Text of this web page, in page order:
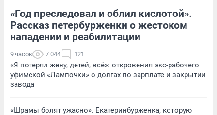
«Год преследовал и облил кислотой».
Рассказ петербурженки о жестоком
нападении и реабилитации
9 часов 7 044 121
«Я потерял жену, детей, всё»: откровения экс-рабочего
уфимской «Лампочки» о долгах по зарплате и закрытии
завода
«Шрамы болят ужасно». Екатеринбурженка, которую